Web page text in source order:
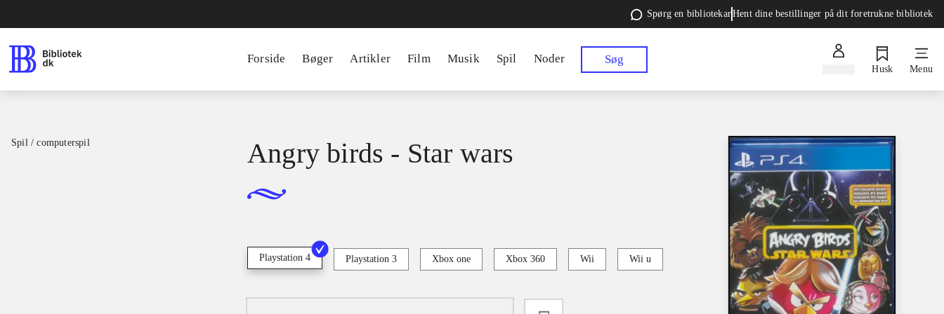
Spørg en bibliotekarHent dine bestillinger på dit foretrukne bibliotek
Forside Bøger Artikler Film Musik Spil Noder Søg
Husk Menu
Spil / computerspil Angry birds - Star wars
Playstation 4 Playstation 3 Xbox one Xbox 360 Wii Wii u